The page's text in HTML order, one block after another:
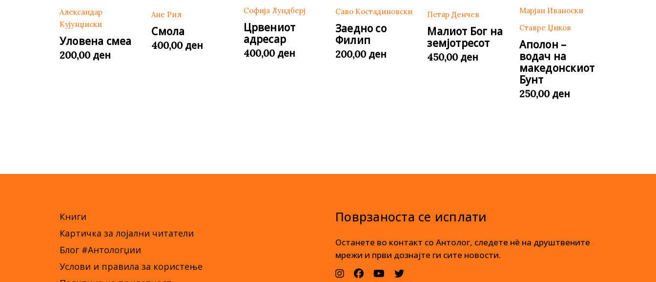
Александар
Кујунџиски
Уловена смеа
200,00 ден
Ане Рил
Смола
400,00 ден
Софија Лундберј
Црвениот
адресар
400,00 ден
Саво Костадиновски
Заедно со
Филип
200,00 ден
Петар Денчев
Малиот Бог на
земјотресот
450,00 ден
Марјан Иваноски
Ставре Џиков
Аполон –
водач на
македонскиот
Бунт
250,00 ден
Книги
Картичка за лојални читатели
Блог #Антологџии
Услови и правила за користење
Поврзаноста се исплати
Останете во контакт со Антолог, следете нè на друштвените
мрежи и први дознајте ги сите новости.